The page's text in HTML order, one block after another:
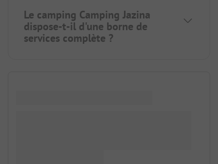
Le camping Camping Jazina
dispose-t-il d'une borne de
services complète ?